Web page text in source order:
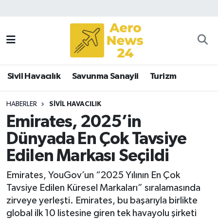
Sivil Havacılık Savunma Sanayii Turizm
HABERLER SIVIL HAVACILIK
Emirates, 2025’in
Dünyada En Çok Tavsiye
Edilen Markası Seçildi
Emirates, YouGov’un “2025 Yılının En Çok
Tavsiye Edilen Küresel Markaları” sıralamasında
zirveye yerleşti. Emirates, bu başarıyla birlikte
global ilk 10 listesine giren tek havayolu şirketi